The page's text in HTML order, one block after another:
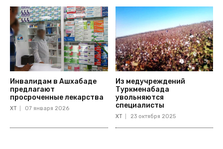
Инвалидам в Ашхабаде
предлагают
просроченные лекарства
ХТ 07 января 2026
Из медучреждений
Туркменабада
увольняются
специалисты
ХТ 23 октября 2025